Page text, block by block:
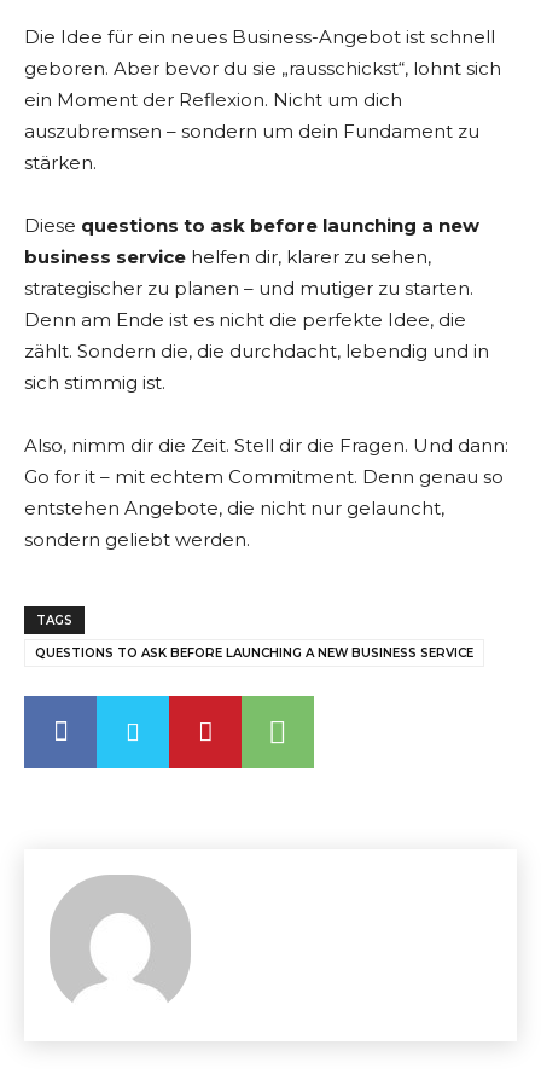
Die Idee für ein neues Business-Angebot ist schnell
geboren. Aber bevor du sie „rausschickst“, lohnt sich
ein Moment der Reflexion. Nicht um dich
auszubremsen – sondern um dein Fundament zu
stärken.
Diese questions to ask before launching a new
business service helfen dir, klarer zu sehen,
strategischer zu planen – und mutiger zu starten.
Denn am Ende ist es nicht die perfekte Idee, die
zählt. Sondern die, die durchdacht, lebendig und in
sich stimmig ist.
Also, nimm dir die Zeit. Stell dir die Fragen. Und dann:
Go for it – mit echtem Commitment. Denn genau so
entstehen Angebote, die nicht nur gelauncht,
sondern geliebt werden.
TAGS
QUESTIONS TO ASK BEFORE LAUNCHING A NEW BUSINESS SERVICE